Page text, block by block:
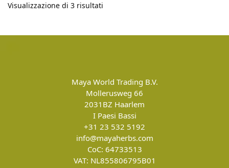
Visualizzazione di 3 risultati
Maya World Trading B.V.
Mollerusweg 66
2031BZ Haarlem
I Paesi Bassi
+31 23 532 5192
info@mayaherbs.com
CoC: 64733513
VAT: NL855806795B01